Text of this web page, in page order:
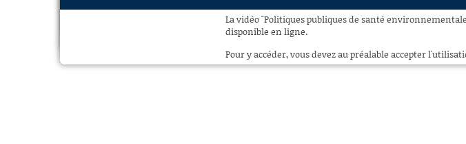
La vidéo "Politiques publiques de santé
disponible en ligne.
Pour y accéder, vous devez au préalable accepter